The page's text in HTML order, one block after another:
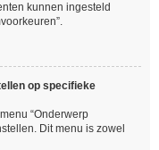
kunnen ingesteld
op specifieke
“Onderwerp
Dit menu is zowel